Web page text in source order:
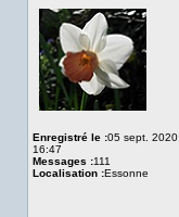
Enregistré le :05 sept. 2020,
16:47
Messages :111
Localisation :Essonne